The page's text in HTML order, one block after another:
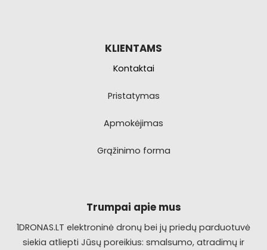
KLIENTAMS
Kontaktai
Pristatymas
Apmokėjimas
Grąžinimo forma
Trumpai apie mus
1DRONAS.LT elektroninė dronų bei jų priedų parduotuvė
siekia atliepti Jūsų poreikius: smalsumo, atradimų ir